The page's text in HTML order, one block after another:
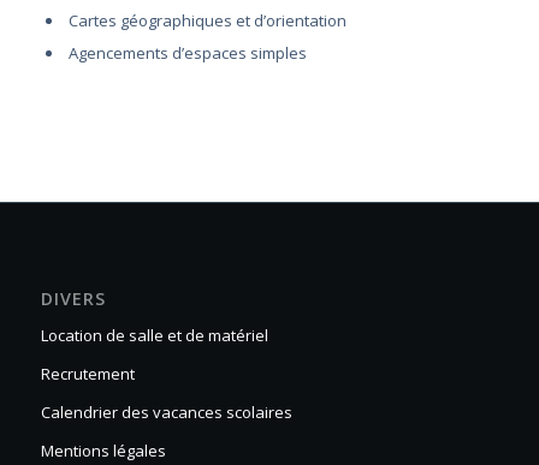
Cartes géographiques et d’orientation
Agencements d’espaces simples
DIVERS
Location de salle et de matériel
Recrutement
Calendrier des vacances scolaires
Mentions légales